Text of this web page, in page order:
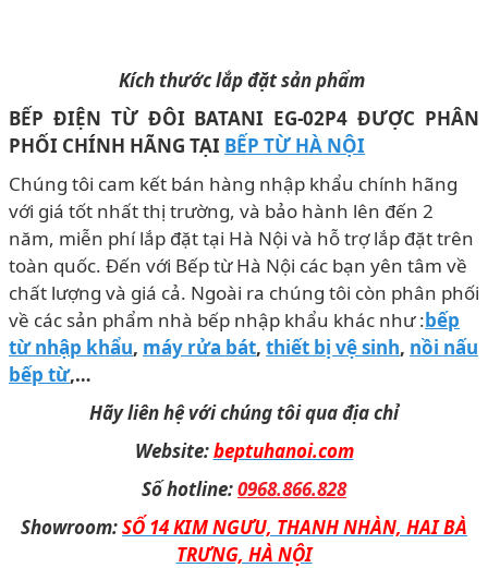
Kích thước lắp đặt sản phẩm
BẾP ĐIỆN TỪ ĐÔI BATANI EG-02P4 ĐƯỢC PHÂN
PHỐI CHÍNH HÃNG TẠI BẾP TỪ HÀ NỘI
Chúng tôi cam kết bán hàng nhập khẩu chính hãng
với giá tốt nhất thị trường, và bảo hành lên đến 2
năm, miễn phí lắp đặt tại Hà Nội và hỗ trợ lắp đặt trên
toàn quốc. Đến với Bếp từ Hà Nội các bạn yên tâm về
chất lượng và giá cả. Ngoài ra chúng tôi còn phân phối
về các sản phẩm nhà bếp nhập khẩu khác như :bếp
từ nhập khẩu, máy rửa bát, thiết bị vệ sinh, nồi nấu
bếp từ,…
Hãy liên hệ với chúng tôi qua địa chỉ
Website:beptuhanoi.com
Số hotline:0968.866.828
Showroom:SỐ 14 KIM NGƯU, THANH NHÀN, HAI BÀ
TRƯNG, HÀ NỘI